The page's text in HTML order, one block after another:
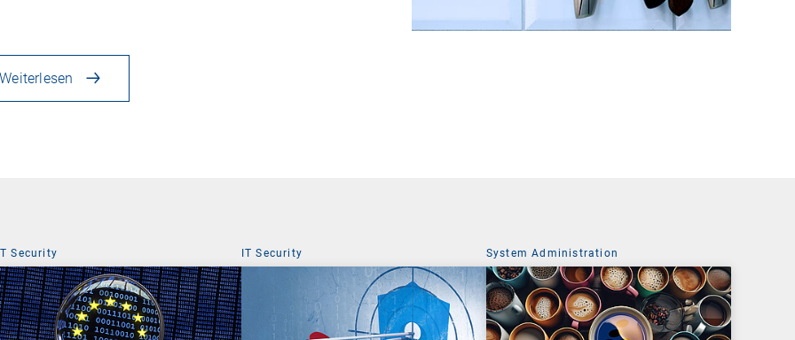
Weiterlesen
Security IT Security System Administration